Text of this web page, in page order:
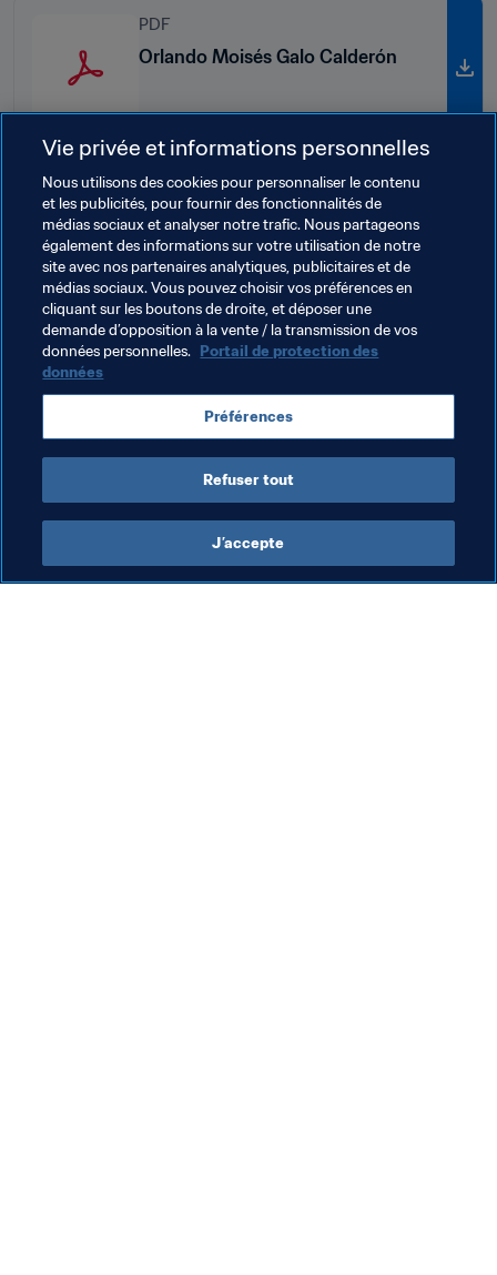
PDF
Orlando Moisés Galo Calderón
Thèmes en lien
Anti-Dopage Légal Organisation
Costa Rica Concacaf
Vie privée et informations personnelles
Nous utilisons des cookies pour personnaliser le contenu
et les publicités, pour fournir des fonctionnalités de
médias sociaux et analyser notre trafic. Nous partageons
également des informations sur votre utilisation de notre
site avec nos partenaires analytiques, publicitaires et de
médias sociaux. Vous pouvez choisir vos préférences en
cliquant sur les boutons de droite, et déposer une
demande d’opposition à la vente / la transmission de vos
données personnelles. Portail de protection des
données
Préférences
Refuser tout
J’accepte